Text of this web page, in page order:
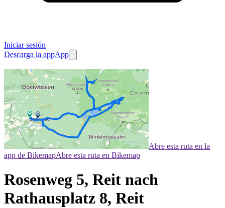
Iniciar sesión
Descarga la appApp
Abre esta ruta en la
app de BikemapAbre esta ruta en Bikemap
Rosenweg 5, Reit nach
Rathausplatz 8, Reit